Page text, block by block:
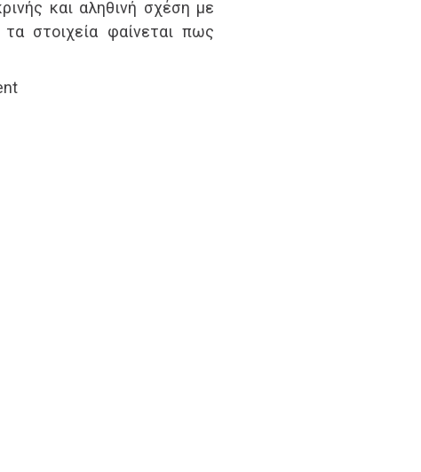
και αληθινή σχέση με
στοιχεία φαίνεται πως